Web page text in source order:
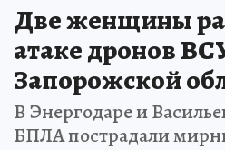
Две женщины
атаке дронов
Запорожской
В Энергодаре и
БПЛА пострадали